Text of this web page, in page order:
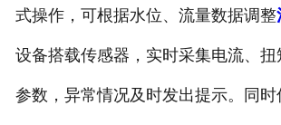
式操作，可根据水位、流量数据调整
设备搭载传感器，实时采集电流、
参数，异常情况及时发出提示。同